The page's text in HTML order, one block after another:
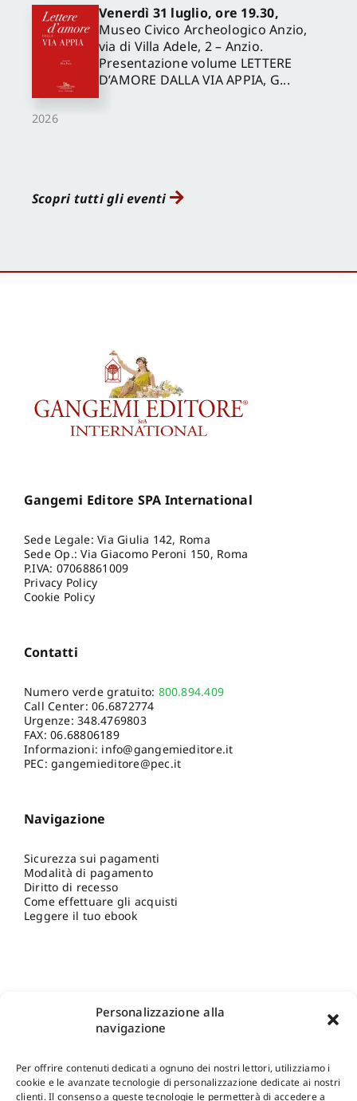
Personalizzazione alla
navigazione
Per offrire contenuti dedicati a ognuno dei nostri lettori, utilizziamo i
cookie e le avanzate tecnologie di personalizzazione dedicate ai nostri
clienti. Il consenso a queste tecnologie le permetterà di accedere a
2026
Venerdì 31 luglio, ore 19.30,
Museo Civico Archeologico Anzio,
via di Villa Adele, 2 – Anzio.
Presentazione volume LETTERE
D’AMORE DALLA VIA APPIA, G...
Scopri tutti gli eventi
Gangemi Editore SPA International
Sede Legale: Via Giulia 142, Roma
Sede Op.: Via Giacomo Peroni 150, Roma
P.IVA: 07068861009
Privacy Policy
Cookie Policy
Contatti
Numero verde gratuito: 800.894.409
Call Center:06.6872774
Urgenze:348.4769803
FAX: 06.68806189
Informazioni: info@gangemieditore.it
PEC: gangemieditore@pec.it
Navigazione
Sicurezza sui pagamenti
Modalità di pagamento
Diritto di recesso
Come effettuare gli acquisti
Leggere il tuo ebook